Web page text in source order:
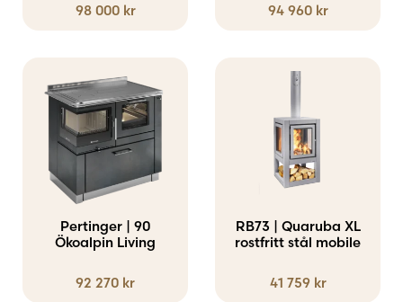
98 000 kr 94 960 kr
Pertinger | 90
Ökoalpin Living
92 270 kr
RB73 | Quaruba XL
rostfritt stål mobile
41 759 kr